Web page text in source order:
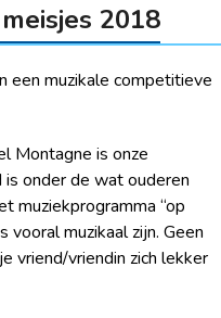
2018
een muzikale competitieve
Montagne is onze
onder de wat ouderen
muziekprogramma “op
muzikaal zijn. Geen
vriend/vriendin zich lekker